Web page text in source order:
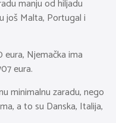
manju od hiljadu
još Malta, Portugal i
Njemačka ima
eura.
minimalnu zaradu, nego
a to su Danska, Italija,